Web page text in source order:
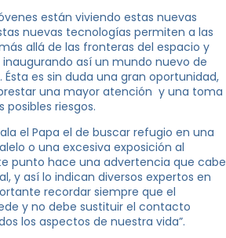
están viviendo estas nuevas
nuevas tecnologías permiten a las
allá de las fronteras del espacio y
así un mundo nuevo de
es sin duda una gran oportunidad,
una mayor atención y una toma
riesgos.
el Papa el de buscar refugio en una
o una excesiva exposición al
punto hace una advertencia que cabe
y así lo indican diversos expertos en
recordar siempre que el
y no debe sustituir el contacto
los aspectos de nuestra vida”.